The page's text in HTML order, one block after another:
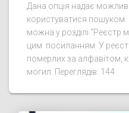
Дана опція надає
користуватися
можна у розділі “Реєстр
цим посиланням У
померлих за алфавітом,
могил. Переглядів: 144